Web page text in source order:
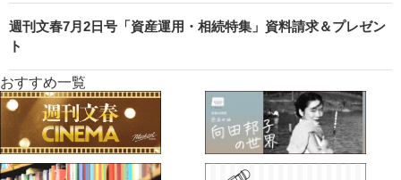
週刊文春7月2日号「資産運用・相続特集」資料請求＆プレゼン
ト
おすすめ一覧